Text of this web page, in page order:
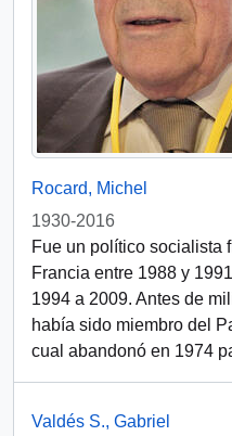
Rocard, Michel
1930-2016
Fue un político socialista
Francia entre 1988 y
1994 a 2009. Antes de
había sido miembro del
cual abandonó en 1974
Valdés S., Gabriel